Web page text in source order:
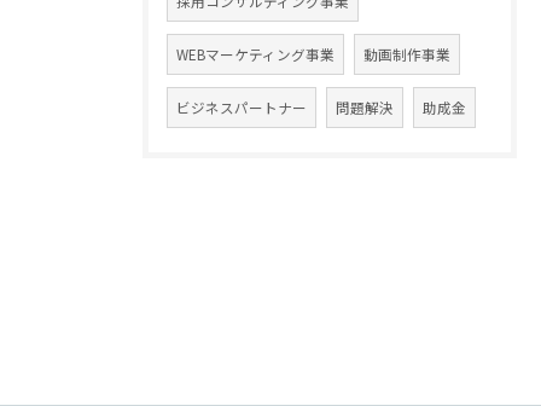
WEBマーケティング事業 動画制作事業
ビジネスパートナー 問題解決 助成金